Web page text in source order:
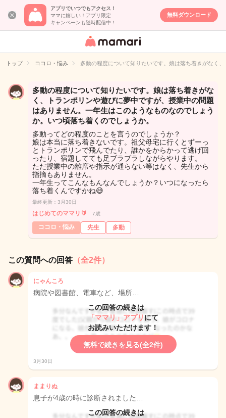
アプリでいつでもアクセス！
ママに嬉しい！アプリ限定
キャンペーンも随時配信中！
無料ダウンロード
女性専用匿名QA
イト
トップ ココロ・悩み 多動の程度について知りたいです。娘は落ち着きがなく
多動の程度について知りたいです。娘は落ち着きがな
く、トランポリンや遊びに夢中ですが、授業中の問題
はありません。一年生はこのようなものなのでしょう
か。いつ頃落ち着くのでしょうか。
多動ってどの程度のことを言うのでしょうか？
娘は本当に落ち着きないです。祖父母宅に行くとずーっ
とトランポリンで飛んでたり、誰かをからかって逃げ回
ったり、宿題してても足ブラブラしながらやります。
ただ授業中の離席や指示が通らない等はなく、先生から
指摘もありません。
一年生ってこんなもんなんでしょうか？いつになったら
落ち着くんですかね😅
最終更新：3月30日
はじめてのママリ🔰 7歳
ココロ・悩み 先生 多動
この質問への回答 （全2件）
にゃんころ
病院や図書館、電車など、場所…
この回答の続きは
「ママリ」アプリ にて
お読みいただけます！
無料で続きを見る(全2件)
3月30日
ままりぬ
息子が4歳の時に診断されました…
この回答の続きは